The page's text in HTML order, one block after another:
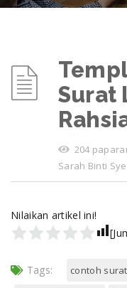
Surat
204
Sarah Binti
Nilaikan artikel ini!
Tags: contoh